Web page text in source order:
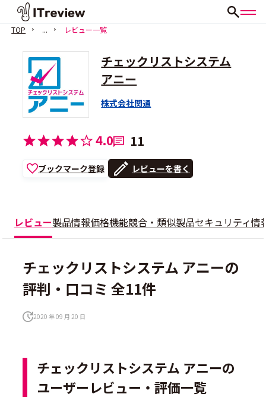
TOP ... レビュー一覧
チェックリストシステム
アニー
株式会社関通
4.0 11
ブックマーク登録 レビューを書く
レビュー製品情報価格機能競合・類似製品セキュリティ情
チェックリストシステム アニーの
評判・口コミ 全11件
2020 年 09 月 20 日
チェックリストシステム アニーの
ユーザーレビュー・評価一覧